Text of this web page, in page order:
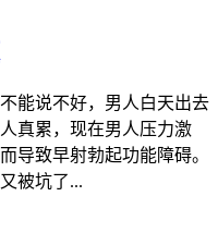
能说不好，男人白天出去
真累，现在男人压力激
导致早射勃起功能障碍。
被坑了...